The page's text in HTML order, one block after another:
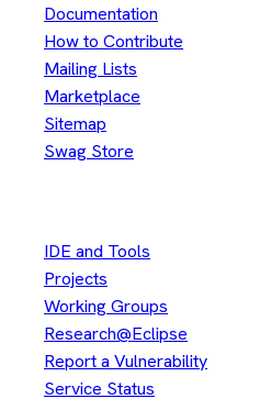
Documentation
How to Contribute
Mailing Lists
Marketplace
Sitemap
Swag Store
IDE and Tools
Projects
Working Groups
Research@Eclipse
Report a Vulnerability
Service Status